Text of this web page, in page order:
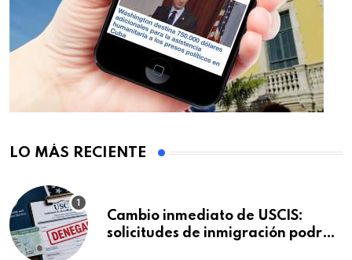
LO MÁS RECIENTE
Cambio inmediato de USCIS:
solicitudes de inmigración podrán